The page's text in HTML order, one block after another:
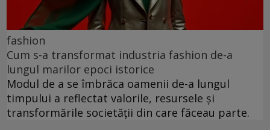
fashion
Cum s-a transformat industria fashion de-a
lungul marilor epoci istorice
Modul de a se îmbrăca oamenii de-a lungul
timpului a reflectat valorile, resursele și
transformările societății din care făceau parte.